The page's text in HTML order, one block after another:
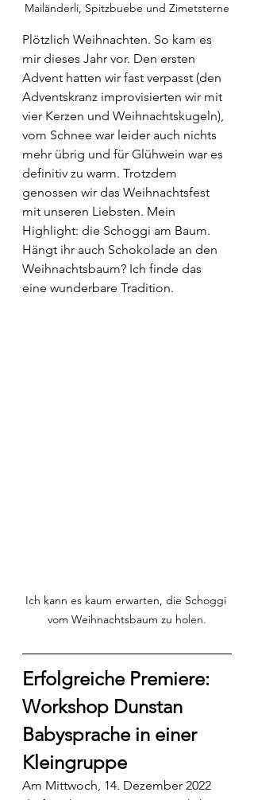
Mailänderli, Spitzbuebe und Zimetsterne
Plötzlich Weihnachten. So kam es
mir dieses Jahr vor. Den ersten
Advent hatten wir fast verpasst (den
Adventskranz improvisierten wir mit
vier Kerzen und Weihnachtskugeln),
vom Schnee war leider auch nichts
mehr übrig und für Glühwein war es
definitiv zu warm. Trotzdem
genossen wir das Weihnachtsfest
mit unseren Liebsten. Mein
Highlight: die Schoggi am Baum.
Hängt ihr auch Schokolade an den
Weihnachtsbaum? Ich finde das
eine wunderbare Tradition.
Ich kann es kaum erwarten, die Schoggi
vom Weihnachtsbaum zu holen.
Erfolgreiche Premiere:
Workshop Dunstan
Babysprache in einer
Kleingruppe
Am Mittwoch, 14. Dezember 2022